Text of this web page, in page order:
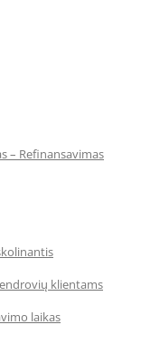
– Refinansavimas
klientams
laikas